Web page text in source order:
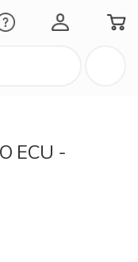
Minha Conta
ECU -